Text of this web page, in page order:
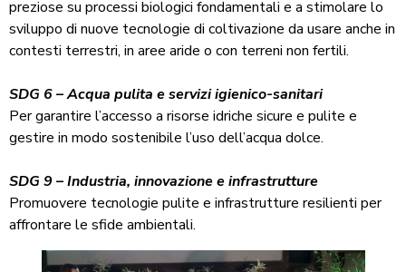
preziose su processi biologici fondamentali e a stimolare lo
sviluppo di nuove tecnologie di coltivazione da usare anche in
contesti terrestri, in aree aride o con terreni non fertili.
SDG 6 – Acqua pulita e servizi igienico-sanitari
Per garantire l’accesso a risorse idriche sicure e pulite e
gestire in modo sostenibile l’uso dell’acqua dolce.
SDG 9 – Industria, innovazione e infrastrutture
Promuovere tecnologie pulite e infrastrutture resilienti per
affrontare le sfide ambientali.